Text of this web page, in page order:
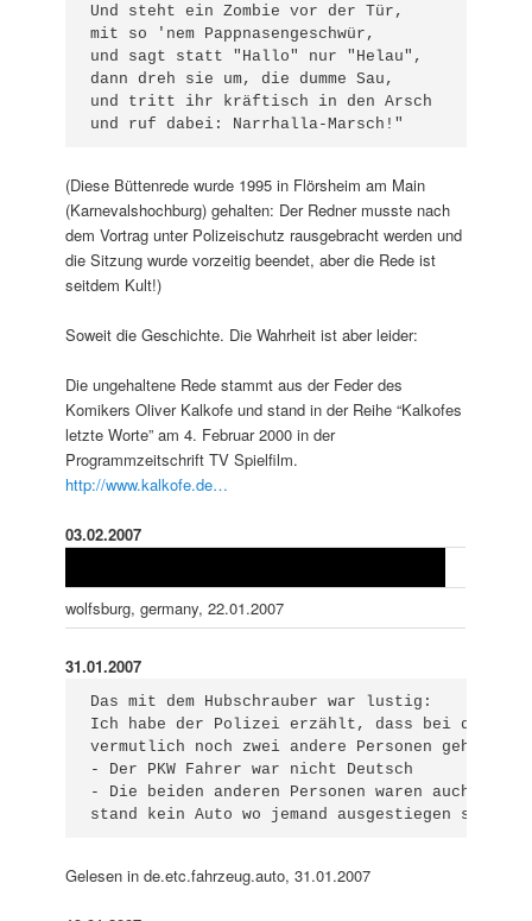
Und steht ein Zombie vor der Tür,
mit so 'nem Pappnasengeschwür,
und sagt statt "Hallo" nur "Helau",
dann dreh sie um, die dumme Sau,
und tritt ihr kräftisch in den Arsch
und ruf dabei: Narrhalla-Marsch!"
(Diese Büttenrede wurde 1995 in Flörsheim am Main
(Karnevalshochburg) gehalten: Der Redner musste nach
dem Vortrag unter Polizeischutz rausgebracht werden und
die Sitzung wurde vorzeitig beendet, aber die Rede ist
seitdem Kult!)
Soweit die Geschichte. Die Wahrheit ist aber leider:
Die ungehaltene Rede stammt aus der Feder des
Komikers Oliver Kalkofe und stand in der Reihe “Kalkofes
letzte Worte” am 4. Februar 2000 in der
Programmzeitschrift TV Spielfilm.
http://www.kalkofe.de…
03.02.2007
wolfsburg, germany, 22.01.2007
31.01.2007
Das mit dem Hubschrauber war lustig:
Ich habe der Polizei erzählt, dass bei dem
vermutlich noch zwei andere Personen
- Der PKW Fahrer war nicht Deutsch
- Die beiden anderen Personen waren auch
stand kein Auto wo jemand ausgestiegen sein
Gelesen in de.etc.fahrzeug.auto, 31.01.2007